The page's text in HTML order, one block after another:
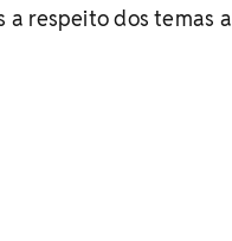
respeito dos temas